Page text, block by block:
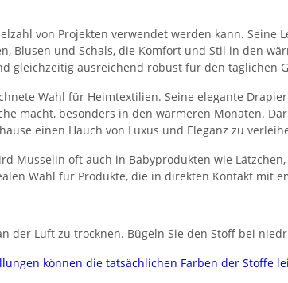
von Projekten verwendet werden kann.
Blusen und Schals, die Komfort und Stil in den
gleichzeitig ausreichend robust für den täglichen
Wahl für Heimtextilien. Seine elegante
macht, besonders in den wärmeren Monaten.
einen Hauch von Luxus und Eleganz zu
Musselin oft auch in Babyprodukten wie
Wahl für Produkte, die in direkten Kontakt mit
der Luft zu trocknen. Bügeln Sie den Stoff bei
können die tatsächlichen Farben der Stoffe